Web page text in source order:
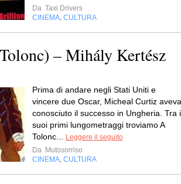
Da Taxi Drivers
CINEMA CULTURA
– Mihály Kertész
Prima di andare negli Stati Uniti e
vincere due Oscar, Micheal Curtiz aveva
conosciuto il successo in Ungheria. Tra i
suoi primi lungometraggi troviamo A
Tolonc...
Leggere il seguito
Da Mutosorriso
CINEMA CULTURA